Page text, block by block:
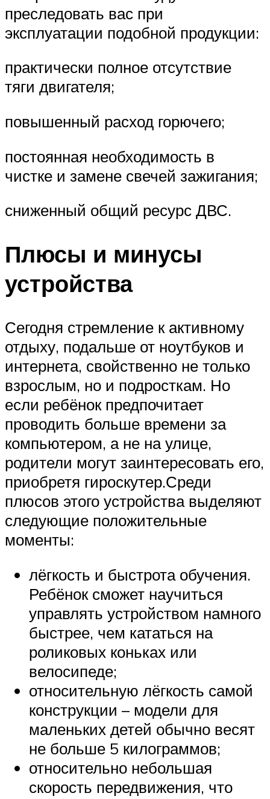
преследовать вас при
эксплуатации подобной продукции:
практически полное отсутствие
тяги двигателя;
повышенный расход горючего;
постоянная необходимость в
чистке и замене свечей зажигания;
сниженный общий ресурс ДВС.
Плюсы и минусы
устройства
Сегодня стремление к активному
отдыху, подальше от ноутбуков и
интернета, свойственно не только
взрослым, но и подросткам. Но
если ребёнок предпочитает
проводить больше времени за
компьютером, а не на улице,
родители могут заинтересовать его,
приобретя гироскутер.Среди
плюсов этого устройства выделяют
следующие положительные
моменты:
лёгкость и быстрота обучения.
Ребёнок сможет научиться
управлять устройством намного
быстрее, чем кататься на
роликовых коньках или
велосипеде;
относительную лёгкость самой
конструкции – модели для
маленьких детей обычно весят
не больше 5 килограммов;
относительно небольшая
скорость передвижения, что